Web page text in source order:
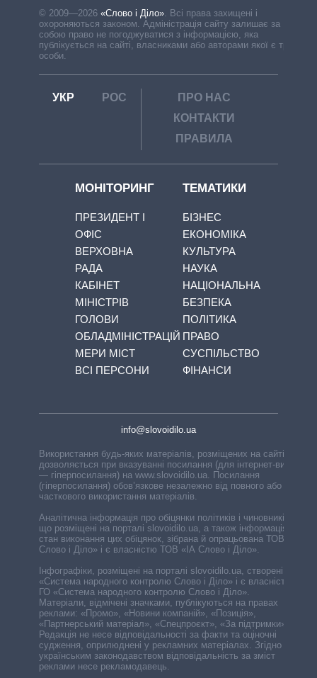
© 2009—2026 «Слово і Діло»
Всі права захищені і
охороняються законом. Адміністрація сайту залишає за
собою право не погоджуватися з інформацією, яка
публікується на сайті, власниками або авторами якої є треті
особи.
УКР РОС
ПРО НАС
КОНТАКТИ
ПРАВИЛА
МОНІТОРИНГ
ПРЕЗИДЕНТ І
ОФІС
ВЕРХОВНА
РАДА
КАБІНЕТ
МІНІСТРІВ
ГОЛОВИ
ОБЛАДМІНІСТРАЦІЙ
МЕРИ МІСТ
ВСІ ПЕРСОНИ
ТЕМАТИКИ
БІЗНЕС
ЕКОНОМІКА
КУЛЬТУРА
НАУКА
НАЦІОНАЛЬНА
БЕЗПЕКА
ПОЛІТИКА
ПРАВО
СУСПІЛЬСТВО
ФІНАНСИ
info@slovoidilo.ua
Використання будь-яких матеріалів, розміщених на сайті,
дозволяється при вказуванні посилання (для інтернет-видань
— гіперпосилання) на www.slovoidilo.ua. Посилання
(гіперпосилання) обов’язкове незалежно від повного або
часткового використання матеріалів.
Аналітична інформація про обіцянки політиків і чиновників,
що розміщені на порталі slovoidilo.ua, а також інформація про
стан виконання цих обіцянок, зібрана й опрацьована ТОВ «ІА
Слово і Діло» і є власністю ТОВ «ІА Слово і Діло».
Інфографіки, розміщені на порталі slovoidilo.ua, створені ГО
«Система народного контролю Слово і Діло» і є власністю
ГО «Система народного контролю Слово і Діло».
Матеріали, відмічені значками, публікуються на правах
реклами: «Промо», «Новини компаній», «Позиція»,
«Партнерський матеріал», «Спецпроєкт», «За підтримки».
Редакція не несе відповідальності за факти та оціночні
судження, оприлюднені у рекламних матеріалах. Згідно з
українським законодавством відповідальність за зміст
реклами несе рекламодавець.